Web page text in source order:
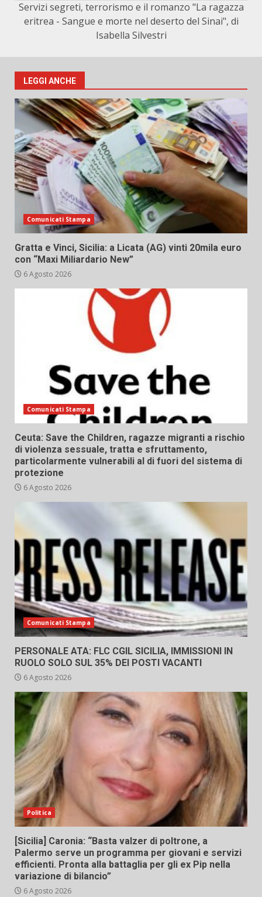
Servizi segreti, terrorismo e il romanzo "La ragazza
eritrea - Sangue e morte nel deserto del Sinai", di
Isabella Silvestri
LEGGI ANCHE
Comunicati Stampa
Gratta e Vinci, Sicilia: a Licata (AG) vinti 20mila euro
con “Maxi Miliardario New”
6 Agosto 2026
Comunicati Stampa
Ceuta: Save the Children, ragazze migranti a rischio
di violenza sessuale, tratta e sfruttamento,
particolarmente vulnerabili al di fuori del sistema di
protezione
6 Agosto 2026
Comunicati Stampa
PERSONALE ATA: FLC CGIL SICILIA, IMMISSIONI IN
RUOLO SOLO SUL 35% DEI POSTI VACANTI
6 Agosto 2026
Politica
[Sicilia] Caronia: “Basta valzer di poltrone, a
Palermo serve un programma per giovani e servizi
efficienti. Pronta alla battaglia per gli ex Pip nella
variazione di bilancio”
6 Agosto 2026